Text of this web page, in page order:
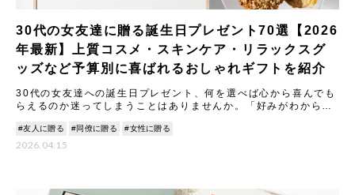
30代の女友達に贈る誕生日プレゼント70選【2026
年最新】上質コスメ・スキンケア・リラックスグ
ッズなど予算別に喜ばれるおしゃれギフトを紹介
30代の女友達への誕生日プレゼント、何を選べば心から喜んでも
らえるのか迷ってしまうことはありませんか。「好みがわからな
に悩
#友人に贈る #同僚に贈る #女性に贈る
2026.04.15